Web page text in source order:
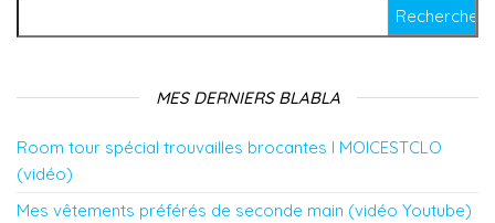
MES DERNIERS BLABLA
Room tour spécial trouvailles brocantes l MOICESTCLO
(vidéo)
Mes vêtements préférés de seconde main (vidéo Youtube)